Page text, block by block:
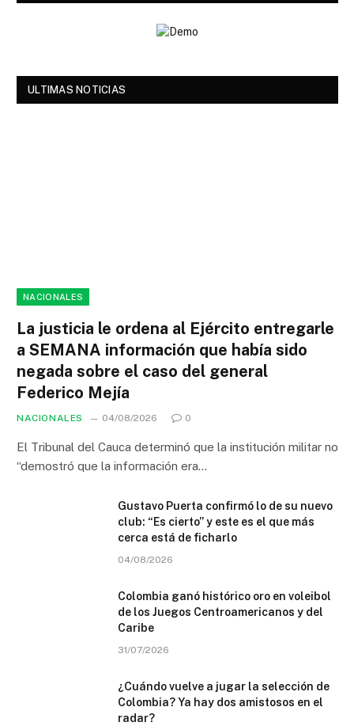
ULTIMAS NOTICIAS
NACIONALES
La justicia le ordena al Ejército entregarle
a SEMANA información que había sido
negada sobre el caso del general
Federico Mejía
NACIONALES 04/08/2026 0
El Tribunal del Cauca determinó que la institución militar no
“demostró que la información era…
Gustavo Puerta confirmó lo de su nuevo
club: “Es cierto” y este es el que más
cerca está de ficharlo
04/08/2026
Colombia ganó histórico oro en voleibol
de los Juegos Centroamericanos y del
Caribe
31/07/2026
¿Cuándo vuelve a jugar la selección de
Colombia? Ya hay dos amistosos en el
radar?